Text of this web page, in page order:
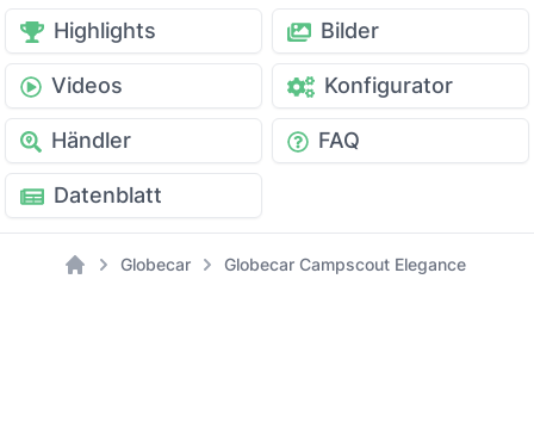
Highlights Bilder
Videos Konfigurator
Händler FAQ
Datenblatt
Globecar Globecar Campscout Elegance (Fiat) -